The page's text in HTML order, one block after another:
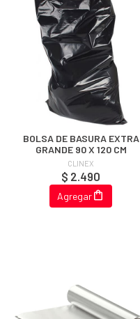
BOLSA DE BASURA EXTRA
GRANDE 90 X 120 CM
CLINEX
$ 2.490
Agregar